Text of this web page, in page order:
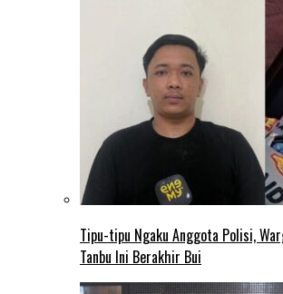
Tipu-tipu Ngaku Anggota Polisi,
Tanbu Ini Berakhir Bui